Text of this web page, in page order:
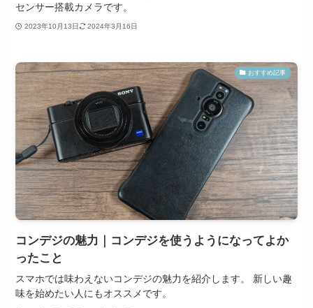
センサー搭載カメラです。
2023年10月13日 2024年3月16日
おすすめ記事
コンデジの魅力｜コンデジを使うようになってよか
ったこと
スマホでは味わえないコンデジの魅力を紹介します。 新しい趣
味を始めたい人にもオススメです。